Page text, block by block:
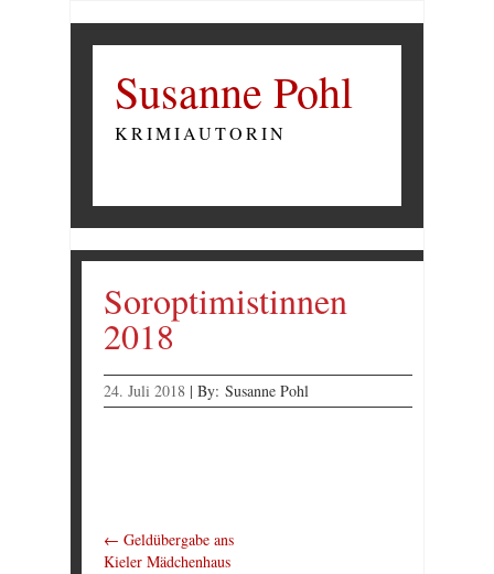
Susanne Pohl
KRIMIAUTORIN
Soroptimistinnen
2018
24. Juli 2018 | By: Susanne Pohl
← Geldübergabe ans
Kieler Mädchenhaus